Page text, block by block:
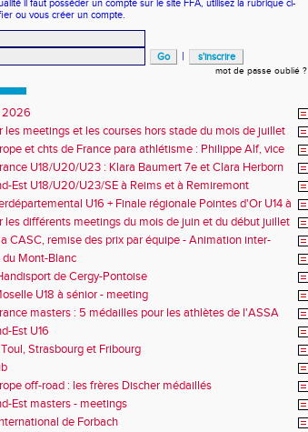
il faut posséder un compte sur le site FFA, utilisez la rubrique ci-
ou vous créer un compte.
|
mot de passe oublié ?
2026
les meetings et les courses hors stade du mois de juillet
et chts de France para athlétisme : Philippe Alf, vice
et multiples médaillés aux France
U18/U20/U23 : Klara Baumert 7e et Clara Herborn
Est U18/U20/U23/SE à Reims et à Remiremont
U16 + Finale régionale Pointes d'Or U14 à
les différents meetings du mois de juin et du début juillet
CASC, remise des prix par équipe - Animation inter-
Mont-Blanc
de Cergy-Pontoise
U18 à sénior - meeting
masters : 5 médailles pour les athlètes de l'ASSA
Est U16
Strasbourg et Fribourg
off-road : les frères Discher médaillés
Est masters - meetings
de Forbach